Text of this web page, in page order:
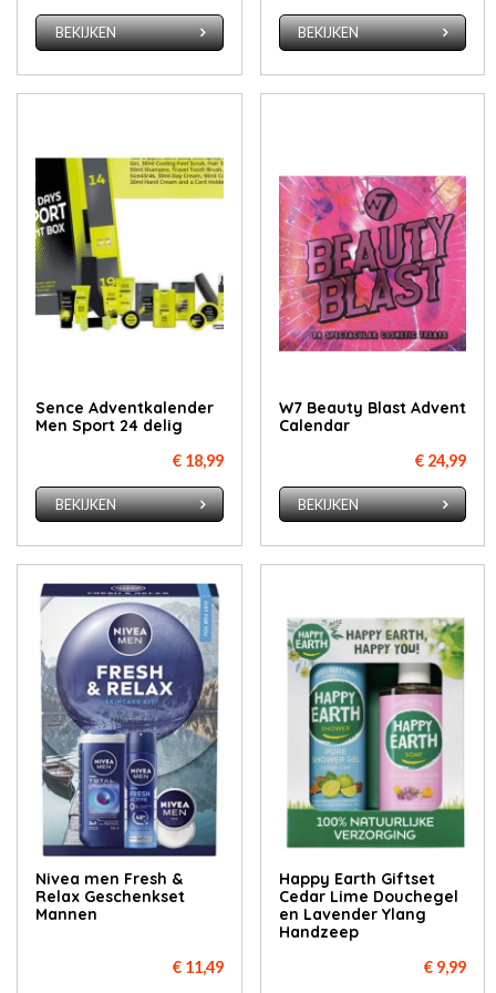
BEKIJKEN BEKIJKEN
Sence Adventkalender
Men Sport 24 delig
€ 18,99
BEKIJKEN
W7 Beauty Blast Advent
Calendar
€ 24,99
BEKIJKEN
Nivea men Fresh &
Relax Geschenkset
Mannen
€ 11,49
Happy Earth Giftset
Cedar Lime Douchegel
en Lavender Ylang
Handzeep
€ 9,99